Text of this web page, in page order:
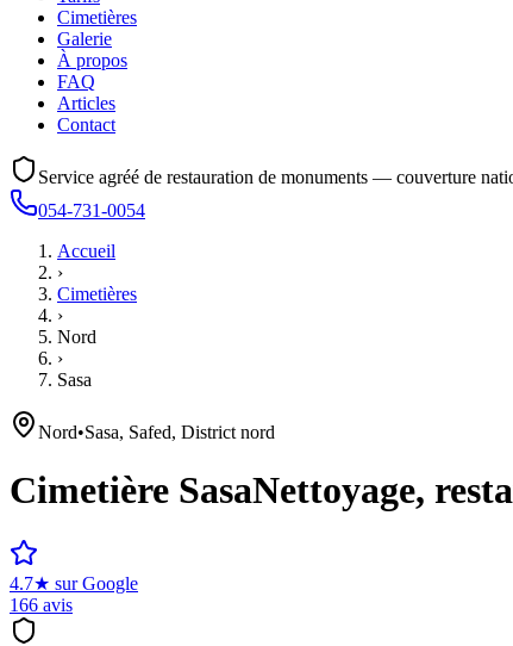
Cimetières
Galerie
À propos
FAQ
Articles
Contact
Service agréé de restauration de monuments — couverture
054-731-0054
Accueil
›
Cimetières
›
Nord
›
Sasa
Nord•Sasa, Safed, District nord
Cimetière SasaNettoyage,
4.7★ sur Google
166 avis